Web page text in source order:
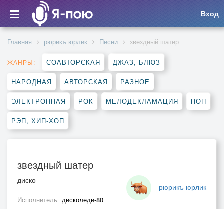
Вход
Главная рюрикъ юрлик Песни звездный шатер
ЖАНРЫ: СОАВТОРСКАЯ ДЖАЗ, БЛЮЗ
НАРОДНАЯ АВТОРСКАЯ РАЗНОЕ
ЭЛЕКТРОННАЯ РОК МЕЛОДЕКЛАМАЦИЯ ПОП
РЭП, ХИП-ХОП
звездный шатер
рюрикъ юрлик
диско
Исполнитель дисколеди-80